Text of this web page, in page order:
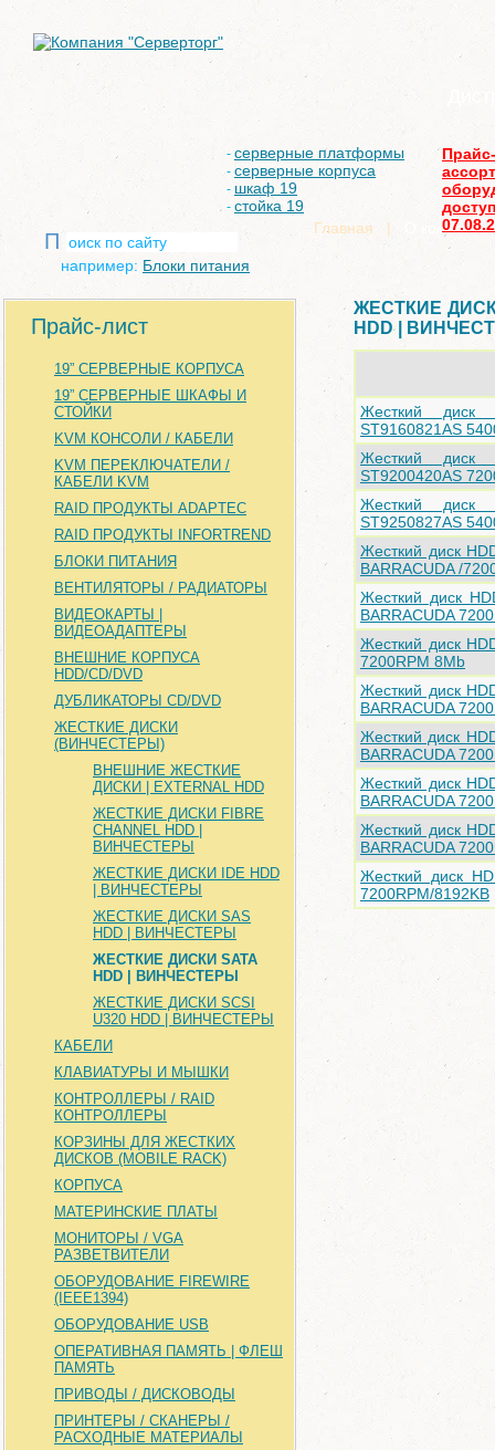
- серверные платформы
- серверные корпуса
- шкаф 19
- стойка 19
П
например: Блоки питания
Главная | О компании
Прайс-лист
19” СЕРВЕРНЫЕ КОРПУСА
19” СЕРВЕРНЫЕ ШКАФЫ И
СТОЙКИ
KVM КОНСОЛИ / КАБЕЛИ
KVM ПЕРЕКЛЮЧАТЕЛИ /
КАБЕЛИ KVM
RAID ПРОДУКТЫ ADAPTEC
RAID ПРОДУКТЫ INFORTREND
БЛОКИ ПИТАНИЯ
ВЕНТИЛЯТОРЫ / РАДИАТОРЫ
ВИДЕОКАРТЫ |
ВИДЕОАДАПТЕРЫ
ВНЕШНИЕ КОРПУСА
HDD/CD/DVD
ДУБЛИКАТОРЫ CD/DVD
ЖЕСТКИЕ ДИСКИ
(ВИНЧЕСТЕРЫ)
ВНЕШНИЕ ЖЕСТКИЕ
ДИСКИ | EXTERNAL HDD
ЖЕСТКИЕ ДИСКИ FIBRE
CHANNEL HDD |
ВИНЧЕСТЕРЫ
ЖЕСТКИЕ ДИСКИ IDE HDD
| ВИНЧЕСТЕРЫ
ЖЕСТКИЕ ДИСКИ SAS
HDD | ВИНЧЕСТЕРЫ
ЖЕСТКИЕ ДИСКИ SATA
HDD | ВИНЧЕСТЕРЫ
ЖЕСТКИЕ ДИСКИ SCSI
U320 HDD | ВИНЧЕСТЕРЫ
КАБЕЛИ
КЛАВИАТУРЫ И МЫШКИ
КОНТРОЛЛЕРЫ / RAID
КОНТРОЛЛЕРЫ
КОРЗИНЫ ДЛЯ ЖЕСТКИХ
ДИСКОВ (MOBILE RACK)
КОРПУСА
МАТЕРИНСКИЕ ПЛАТЫ
МОНИТОРЫ / VGA
РАЗВЕТВИТЕЛИ
ОБОРУДОВАНИЕ FIREWIRE
(IEEE1394)
ОБОРУДОВАНИЕ USB
ОПЕРАТИВНАЯ ПАМЯТЬ | ФЛЕШ
ПАМЯТЬ
ПРИВОДЫ / ДИСКОВОДЫ
ПРИНТЕРЫ / СКАНЕРЫ /
РАСХОДНЫЕ МАТЕРИАЛЫ
ЖЕСТКИЕ
HDD |
Жесткий диск
ST9160821AS
Жесткий диск
ST9200420AS
Жесткий диск
ST9250827AS
Жесткий диск
BARRACUDA /
Жесткий диск
BARRACUDA
Жесткий диск
7200RPM 8Mb
Жесткий диск
BARRACUDA
Жесткий диск
BARRACUDA
Жесткий диск
BARRACUDA
Жесткий диск
BARRACUDA
Жесткий диск
7200RPM/8192KB